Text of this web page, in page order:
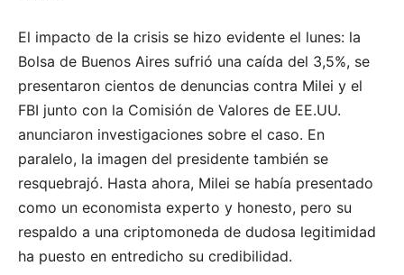
El impacto de la crisis se hizo evidente el lunes: la
Bolsa de Buenos Aires sufrió una caída del 3,5%, se
presentaron cientos de denuncias contra Milei y el
FBI junto con la Comisión de Valores de EE.UU.
anunciaron investigaciones sobre el caso. En
paralelo, la imagen del presidente también se
resquebrajó. Hasta ahora, Milei se había presentado
como un economista experto y honesto, pero su
respaldo a una criptomoneda de dudosa legitimidad
ha puesto en entredicho su credibilidad.